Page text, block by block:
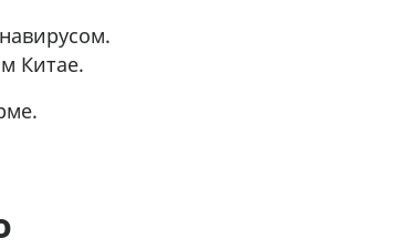
Китае.